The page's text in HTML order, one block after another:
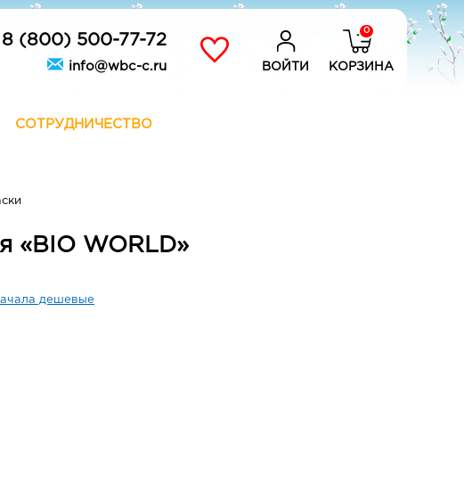
8 (800) 500-77-72
info@wbc-c.ru ВОЙТИ
0
КОРЗИНА
СОТРУДНИЧЕСТВО
«BIO WORLD»
дешевые